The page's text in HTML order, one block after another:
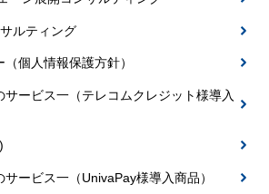
ルティング
個人情報保護方針）
サービス一（テレコムクレジット様導入
ービス一（UnivaPay様導入商品）